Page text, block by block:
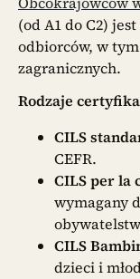
(od A1 do C2)
odbiorców, w
zagranicznych.
Rodzaje
CILS
CEFR.
CILS per la
wymagany
CILS
dzieci i